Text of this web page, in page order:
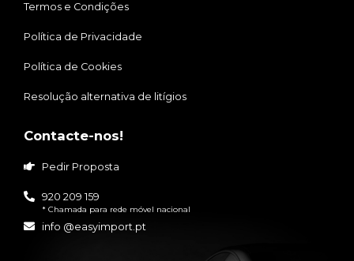
Termos e Condições
Política de Privacidade
Política de Cookies
Resolução alternativa de litígios
Contacte-nos!
Pedir Proposta
920 209 159
* Chamada para rede móvel nacional
info @easyimport.pt